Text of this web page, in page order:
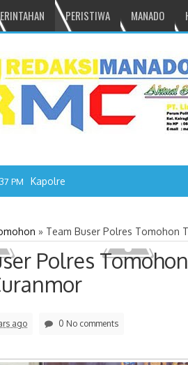
PERISTIWA MANADO
PM Kapolres Tomohon, Inspektur
» Team Buser Polres Tomohon
Polres
ago 0 No comments